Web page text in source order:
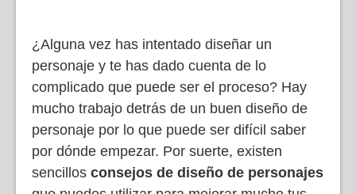
¿Alguna vez has intentado diseñar un
personaje y te has dado cuenta de lo
complicado que puede ser el proceso? Hay
mucho trabajo detrás de un buen diseño de
personaje por lo que puede ser difícil saber
por dónde empezar. Por suerte, existen
sencillos consejos de diseño de personajes